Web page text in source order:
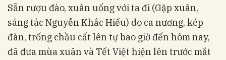
Sẵn rượu đào, xuân uống với ta đi (Gặp xuân,
sáng tác Nguyễn Khắc Hiếu) do ca nương, kép
đàn, trống chầu cất lên tự bao giờ đến hôm nay,
đã đưa mùa xuân và Tết Việt hiện lên trước mắt